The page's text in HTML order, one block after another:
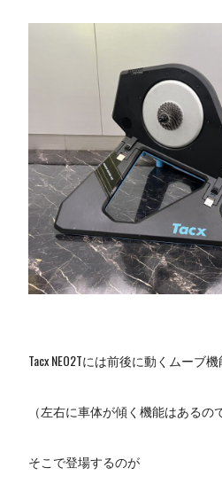
Tacx NEO2Tには前後に動くムーブ
（左右に車体が傾く機能はあるの
そこで登場するのが